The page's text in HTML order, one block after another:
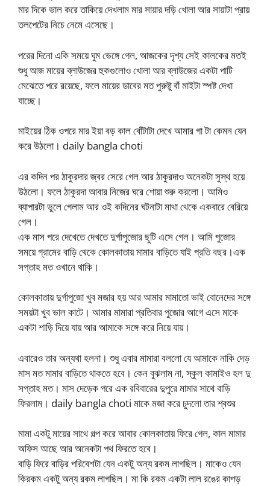
মার দিকে ভাল করে তাকিয়ে দেখলাম মার সায়ার দড়ি খোলা আর সায়াটা প্রায়
তলপেটের নিচে নেমে এসেছে।
পরের দিনো একি সময়ে ঘুম ভেঙ্গে গেল, আজকের দৃশ্য সেই কালকের মতই
শুধু আজ মায়ের ব্লাউজের হুকগুলোও খোলা আর ব্লাউজের একটা পাটি
মেঝেতে পরে রয়েছে, ফলে মায়ের ডাবের মত পুরুষ্টু বাঁ মাইটা স্পষ্ট দেখা
যাচ্ছে।
মাইয়ের ঠিক ওপরে মার ইয়া বড় কাল বোঁটাটা দেখে আমার গা টা কেমন যেন
করে উঠলো। daily bangla choti
এর কদিন পর ঠাকুরদার জ্বর সেরে গেল আর ঠাকুরদাও অনেকটা সুস্থ হয়ে
উঠলো। ফলে ঠাকুরদা আবার নিজের ঘরে শোয়া শুরু করলো। আমিও
ব্যাপারটা ভুলে গেলাম আর ওই কদিনের ঘটনাটা মাথা থেকে একবারে বেরিয়ে
গেল।
এক মাস পরে দেখেতে দেখতে দুর্গাপুজোর ছুটি এসে গেল। আমি পুজোর
সময়ে গ্রামের বাড়ি থেকে কোলকাতায় মামার বাড়িতে যাই প্রতি বছর।এক
সপ্তাহ মত ওখানে থাকি।
কোলকাতায় দুর্গাপুজো খুব মজার হয় আর আমার মামাতো ভাই বোনেদের সঙ্গে
সময়টা খুব ভাল কাটে। আমার মামারা প্রতিবার পুজোর আগে এসে মাকে
একটা শাড়ি দিয়ে যায় আর আমাকে সঙ্গে করে নিয়ে যায়।
এবারেও তার অন্যথা হলনা। শুধু এবার মামারা বললো যে আমাকে নাকি দেড়
মাস মত মামার বাড়িতে থাকতে হবে। কেন বুঝলাম না, স্কুল কামাইও হল দু
সপ্তাহ মত। মাস দেড়েক পরে এক রবিবারের দুপুরে মামার সাথে বাড়ি
ফিরলাম। daily bangla choti মাকে মজা করে চুদলো তার শ্বশুর
মামা একটু মায়ের সাথে গল্প করে আবার কোলকাতায় ফিরে গেল, কাল মামার
অফিস আছে আর অনেকটা পথ ফিরতে হবে।
বাড়ি ফিরে বাড়ির পরিবেশটা যেন একটু অন্য রকম লাগছিল। মাকেও যেন
কিরকম একটু অন্য রকম লাগছিল। মা কি রকম একটা লাল রঙের কাপড়